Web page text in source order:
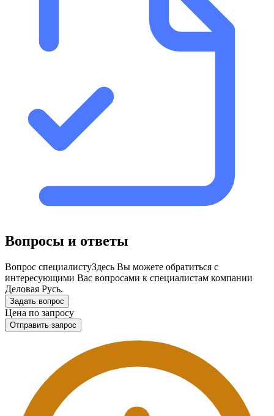
Вопросы и ответы
Вопрос специалистуЗдесь Вы можете обратиться с
интересующими Вас вопросами к специалистам компании
Деловая Русь.
Задать вопрос
Цена по запросу
Отправить запрос